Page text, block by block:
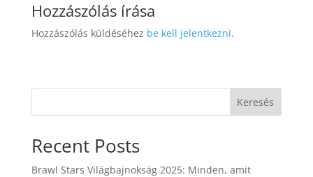
Hozzászólás írása
Hozzászólás küldéséhez be kell jelentkezni.
Keresés
Recent Posts
Brawl Stars Világbajnokság 2025: Minden, amit